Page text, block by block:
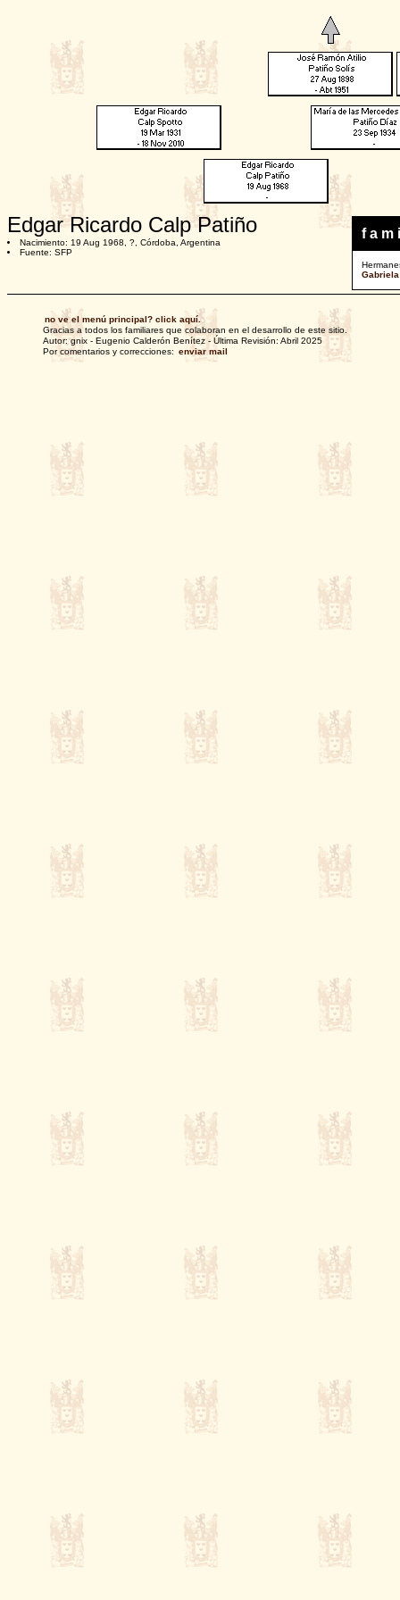
f a m
Edgar Ricardo Calp Patiño
Nacimiento: 19 Aug 1968, ?, Córdoba, Argentina
Fuente: SFP
no ve el menú principal? click aquí.
Gracias a todos los familiares que colaboran en el desarrollo de este sitio.
Autor: gnix - Eugenio Calderón Benítez - Última Revisión: Abril 2025
Por comentarios y correcciones: enviar mail